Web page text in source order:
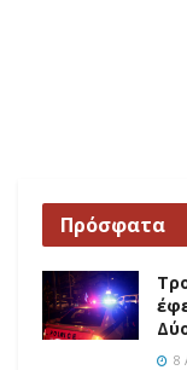
Πρόσφατα
8